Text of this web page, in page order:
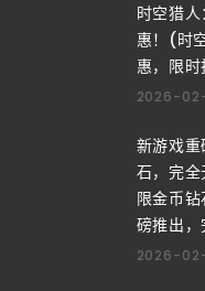
时空猎
惠！(时
惠，限
2026-
新游戏
石，完
限金币
磅推出
2026-